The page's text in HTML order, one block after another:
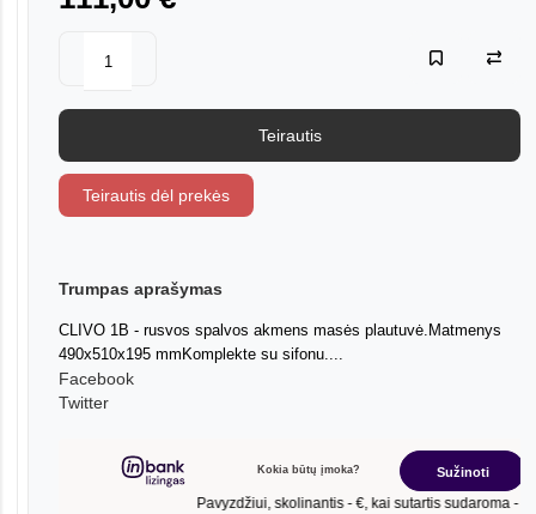
Teirautis
Teirautis dėl prekės
Trumpas aprašymas
CLIVO 1B - rusvos spalvos akmens masės plautuvė.Matmenys
490x510x195 mmKomplekte su sifonu....
Facebook
Twitter